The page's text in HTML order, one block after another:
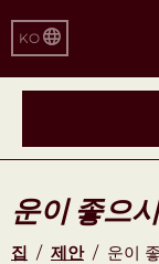
KO
운이 좋으
집 / 제안 / 운이